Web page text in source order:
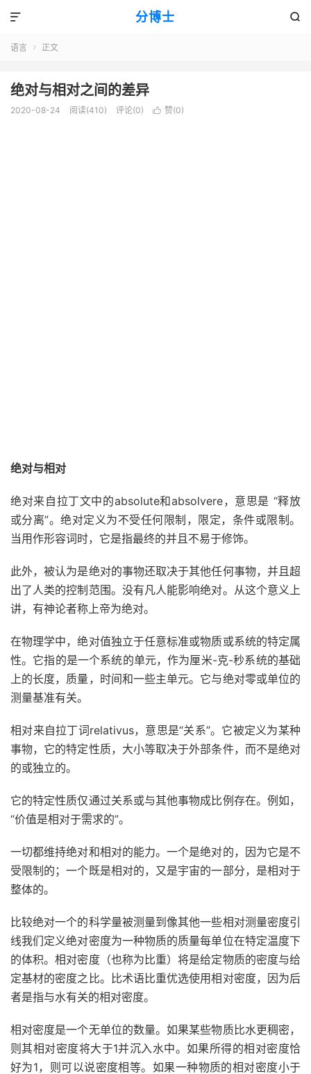
分博士 

语言  正文
绝对与相对之间的差异
2020-08-24 阅读(410) 评论(0)  赞(0)
绝对与相对
绝对来自拉丁文中的absolute和absolvere， 意思是 “释放
或分离”。绝对定义为不受任何限制，限定，条件或限制。
当用作形容词时，它是指最终的并且不易于修饰。
此外，被认为是绝对的事物还取决于其他任何事物，并且超
出了人类的控制范围。没有凡人能影响绝对。从这个意义上
讲，有神论者称上帝为绝对。
在物理学中，绝对值独立于任意标准或物质或系统的特定属
性。它指的是一个系统的单元，作为厘米-克-秒系统的基础
上的长度，质量，时间和一些主单元。它与绝对零或单位的
测量基准有关。
相对来自拉丁词relativus，意思是“关系”。它被定义为某种
事物，它的特定性质，大小等取决于外部条件，而不是绝对
的或独立的。
它的特定性质仅通过关系或与其他事物成比例存在。例如，
“价值是相对于需求的”。
一切都维持绝对和相对的能力。一个是绝对的，因为它是不
受限制的；一个既是相对的，又是宇宙的一部分，是相对于
整体的。
比较绝对一个的科学量被测量到像其他一些相对测量密度引
线我们定义绝对密度为一种物质的质量每单位在特定温度下
的体积。相对密度（也称为比重）将是给定物质的密度与给
定基材的密度之比。比术语比重优选使用相对密度，因为后
者是指与水有关的相对密度。
相对密度是一个无单位的数量。如果某些物质比水更稠密，
则其相对密度将大于1并沉入水中。如果所得的相对密度恰
好为1，则可以说密度相等。如果一种物质的相对密度小于